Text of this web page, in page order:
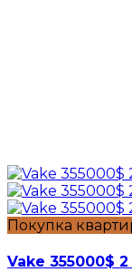
Покупка
Vake 355000$